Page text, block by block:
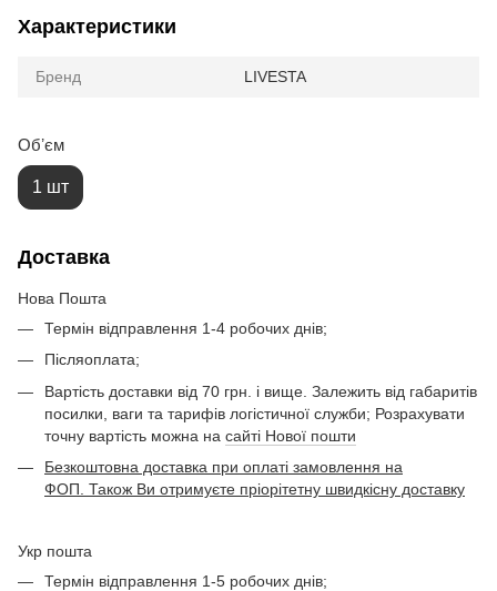
Характеристики
Бренд LIVESTA
Обʼєм
1 шт
Доставка
Нова Пошта
Термін відправлення 1-4 робочих днів;
Післяоплата;
Вартість доставки від 70 грн. і вище. Залежить від габаритів
посилки, ваги та тарифів логістичної служби; Розрахувати
точну вартість можна на сайті Нової пошти
Безкоштовна доставка при оплаті замовлення на
ФОП. Також Ви отримуєте пріорітетну швидкісну доставку
Укр пошта
Термін відправлення 1-5 робочих днів;